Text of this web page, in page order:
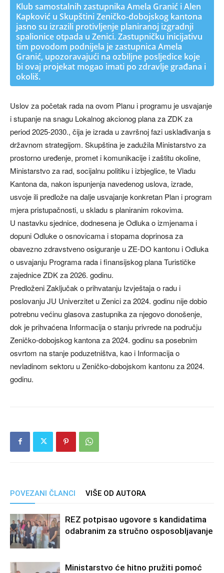
Klub samostalnih zastupnika Amela Granić i Alen
Kapković u Skupštini Zeničko-dobojskog kantona
jasno su izrazili protivljenje planiranoj izgradnji
spalionice otpada u Zenici. Zastupničku inicijativu
tim povodom podnijela je zastupnica Amela
Granić, upozoravajući na ozbiljne posljedice koje
bi ovaj projekat mogao imati po zdravlje građana i
okoliš.
Uslov za početak rada na ovom Planu i programu je usvajanje
i stupanje na snagu Lokalnog akcionog plana za ZDK za
period 2025-2030., čija je izrada u završnoj fazi usklađivanja s
državnom strategijom. Skupština je zadužila Ministarstvo za
prostorno uređenje, promet i komunikacije i zaštitu okoline,
Ministarstvo za rad, socijalnu politiku i izbjeglice, te Vladu
Kantona da, nakon ispunjenja navedenog uslova, izrade,
usvoje ili predlože na dalje usvajanje konkretan Plan i program
mjera pristupačnosti, u skladu s planiranim rokovima.
U nastavku sjednice, dodnesena je Odluka o izmjenama i
dopuni Odluke o osnovicama i stopama doprinosa za
obavezno zdravstveno osiguranje u ZE-DO kantonu i Odluka
o usvajanju Programa rada i finansijskog plana Turističke
zajednice ZDK za 2026. godinu.
Predloženi Zaključak o prihvatanju Izvještaja o radu i
poslovanju JU Univerzitet u Zenici za 2024. godinu nije dobio
potrebnu većinu glasova zastupnika za njegovo donošenje,
dok je prihvaćena Informacija o stanju privrede na području
Zeničko-dobojskog kantona za 2024. godinu sa posebnim
osvrtom na stanje poduzetništva, kao i Informacija o
nevladinom sektoru u Zeničko-dobojskom kantonu za 2024.
godinu.
POVEZANI ČLANCI VIŠE OD AUTORA
REZ potpisao ugovore s kandidatima
odabranim za stručno osposobljavanje
Ministarstvo će hitno pružiti pomoć